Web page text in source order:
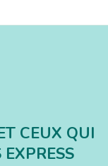
CEUX QUI